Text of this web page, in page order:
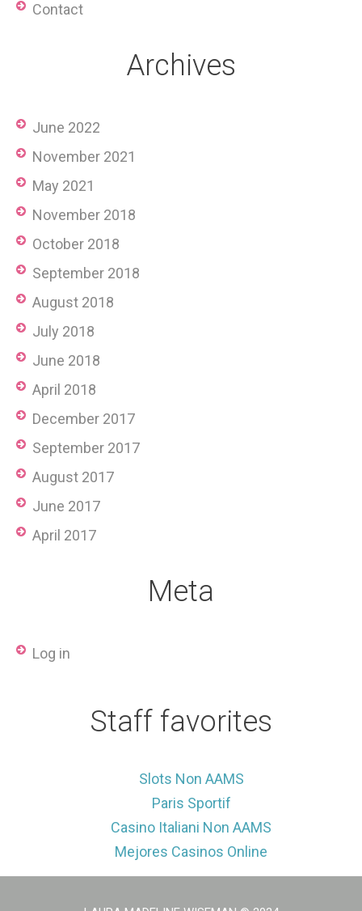
Contact
Archives
June 2022
November 2021
May 2021
November 2018
October 2018
September 2018
August 2018
July 2018
June 2018
April 2018
December 2017
September 2017
August 2017
June 2017
April 2017
Meta
Log in
Staff favorites
Slots Non AAMS
Paris Sportif
Casino Italiani Non AAMS
Mejores Casinos Online